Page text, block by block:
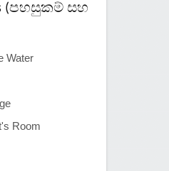
(පහසුකම් සහ
Water
Room